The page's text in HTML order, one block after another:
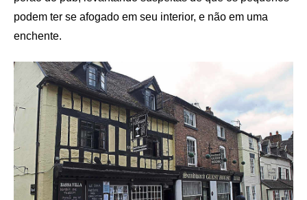
podem ter se afogado em seu interior, e não em uma
enchente.